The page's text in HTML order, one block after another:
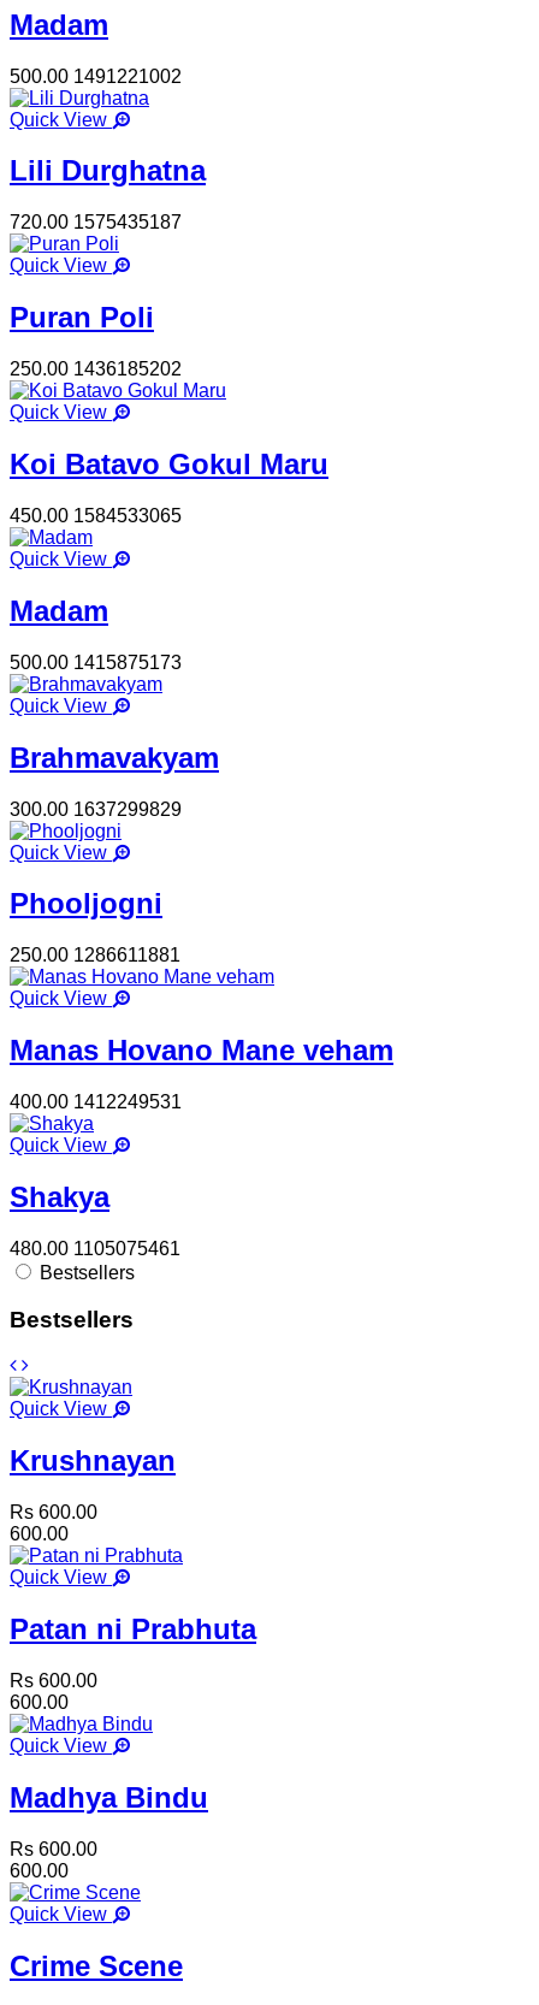
Madam
500.00 1491221002
Quick View
Lili Durghatna
720.00 1575435187
Quick View
Puran Poli
250.00 1436185202
Quick View
Koi Batavo Gokul Maru
450.00 1584533065
Quick View
Madam
500.00 1415875173
Quick View
Brahmavakyam
300.00 1637299829
Quick View
Phooljogni
250.00 1286611881
Quick View
Manas Hovano Mane veham
400.00 1412249531
Quick View
Shakya
480.00 1105075461
Bestsellers
Bestsellers
Quick View
Krushnayan
Rs 600.00
600.00
Quick View
Patan ni Prabhuta
Rs 600.00
600.00
Quick View
Madhya Bindu
Rs 600.00
600.00
Quick View
Crime Scene